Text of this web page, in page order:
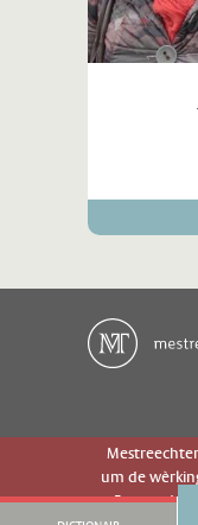
um de
Es geer de